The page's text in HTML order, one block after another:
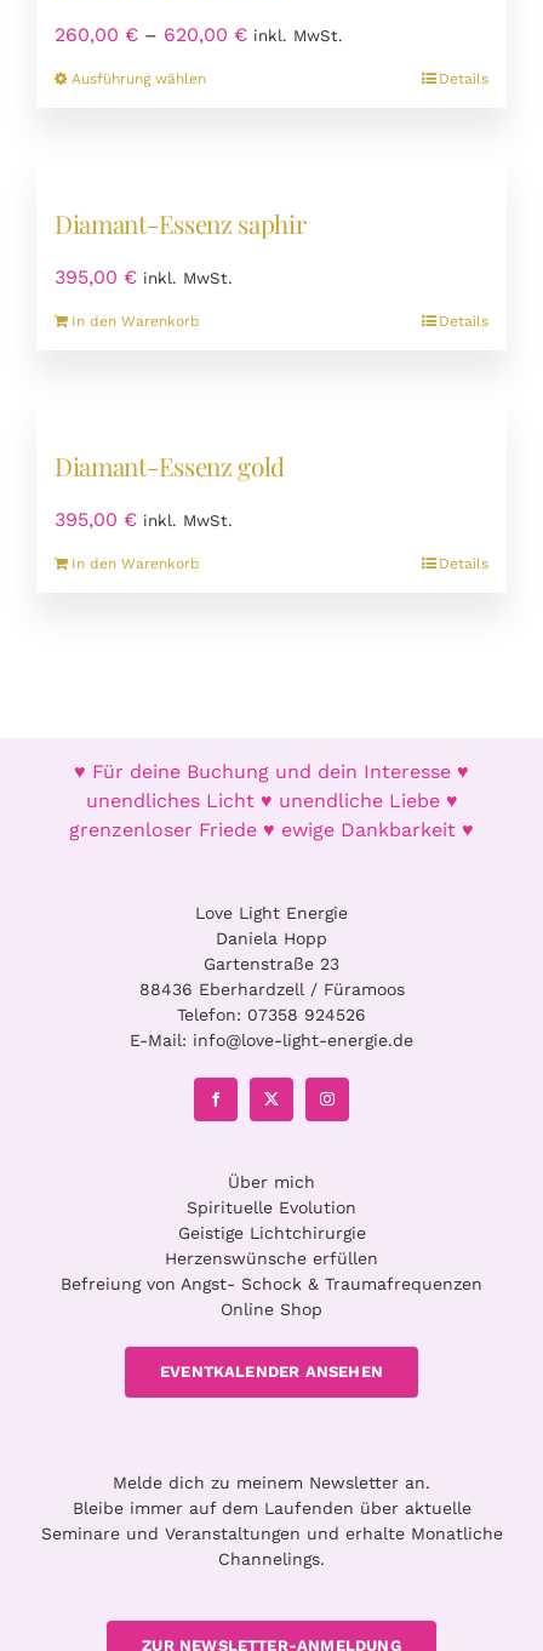
260,00 € – 620,00 €Preisspanne:
inkl. MwSt.
Ausführung wählenDieses
auf.
Optionen
werden
Details
Diamant-Essenz saphir
395,00 € inkl. MwSt.
In den Warenkorb Details
Diamant-Essenz gold
395,00 € inkl. MwSt.
In den Warenkorb Details
♥ Für deine Buchung und dein Interesse ♥
unendliches Licht ♥ unendliche Liebe ♥
grenzenloser Friede ♥ ewige Dankbarkeit ♥
Love Light Energie
Daniela Hopp
Gartenstraße 23
88436 Eberhardzell / Füramoos
Telefon: 07358 924526
E-Mail: info@love-light-energie.de
Über mich
Spirituelle Evolution
Geistige Lichtchirurgie
Herzenswünsche erfüllen
Befreiung von Angst- Schock & Traumafrequenzen
Online Shop
EVENTKALENDER ANSEHEN
Melde dich zu meinem Newsletter an.
Bleibe immer auf dem Laufenden über aktuelle
Seminare und Veranstaltungen und erhalte Monatliche
Channelings.
ZUR NEWSLETTER-ANMELDUNG